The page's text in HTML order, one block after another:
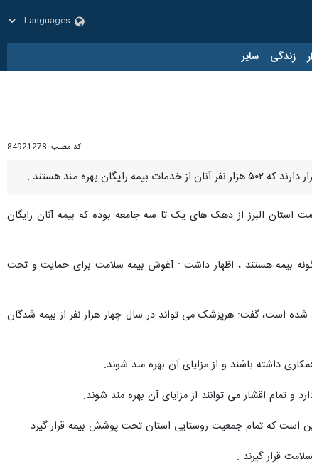
زندگی سایر
کد مطلب: 84921278
مجموع ۷۲ درصد بیمه شدگان بیمه سلامت استان البرز از دهک های یک تا سه جامعه بوده که بیمه آنان رایگان
از جمعیت سه میلیون و ۲۰۰ هزار نفری استان البرز فاقد هر گونه بیمه هستند ، اظهار داشت : آغوش بیمه سلامت برای حمایت و تحت
شده است، گفت: هرپزشک می تواند در سال چهار هزار نفر از بیمه شدگان
داشته باشند و از مزایای آن بهره مند شوند.
تمام اقشار می توانند از مزایای آن بهره مند شوند.
قرار گیرند .